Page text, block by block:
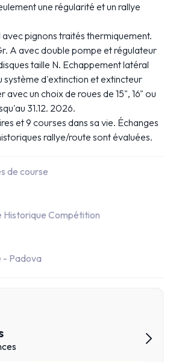
une régularité et un rallye
pignons traités thermiquement.
A avec double pompe et régulateur
taille N. Echappement latéral
système d'extinction et extincteur
avec un choix de roues de 15", 16" ou
31.12. 2026.
et 9 courses dans sa vie. Échanges
rallye/route sont évaluées.
de course
Historique Compétition
- Padova